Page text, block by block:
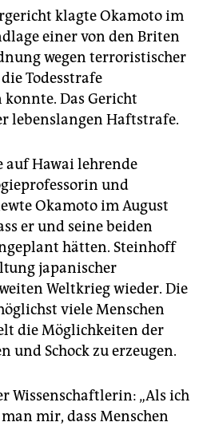
klagte Okamoto im
einer von den Briten
wegen terroristischer
Todesstrafe
konnte. Das Gericht
lebenslangen Haftstrafe.
auf Hawai lehrende
und
Okamoto im August
er und seine beiden
hätten. Steinhoff
japanischer
Weltkrieg wieder. Die
viele Menschen
die Möglichkeiten der
und Schock zu erzeugen.
Wissenschaftlerin: „Als ich
mir, dass Menschen